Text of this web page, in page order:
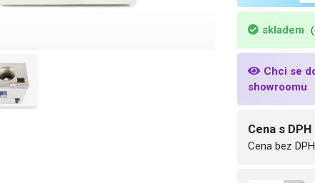
skladem
Chci se
showroomu
Cena s DPH
Cena bez DPH